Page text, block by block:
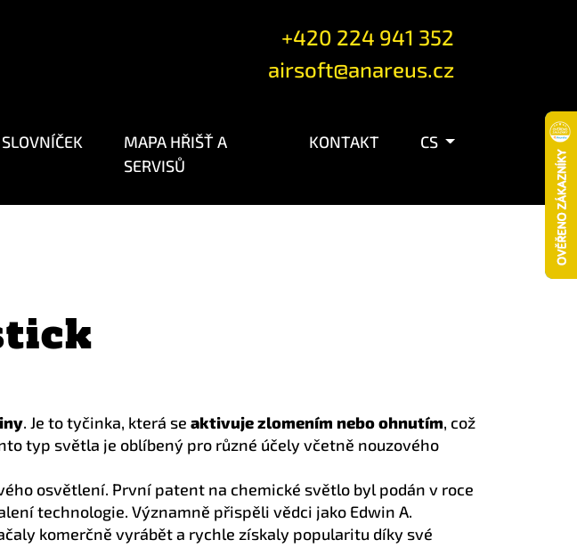
+420 224 941 352
airsoft@anareus.cz
SLOVNÍČEK
MAPA HŘIŠŤ A
SERVISŮ
KONTAKT CS
. Je to tyčinka, která se aktivuje zlomením nebo ohnutím, což
typ světla je oblíbený pro různé účely včetně nouzového
osvětlení. První patent na chemické světlo byl podán v roce
technologie. Významně přispěli vědci jako Edwin A.
komerčně vyrábět a rychle získaly popularitu díky své